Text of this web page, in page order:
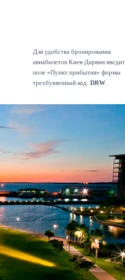
Для удобства бронирования
авиабилетов Киев-Дарвин
поле «Пункт прибытия» формы
трехбуквенный код: DRW